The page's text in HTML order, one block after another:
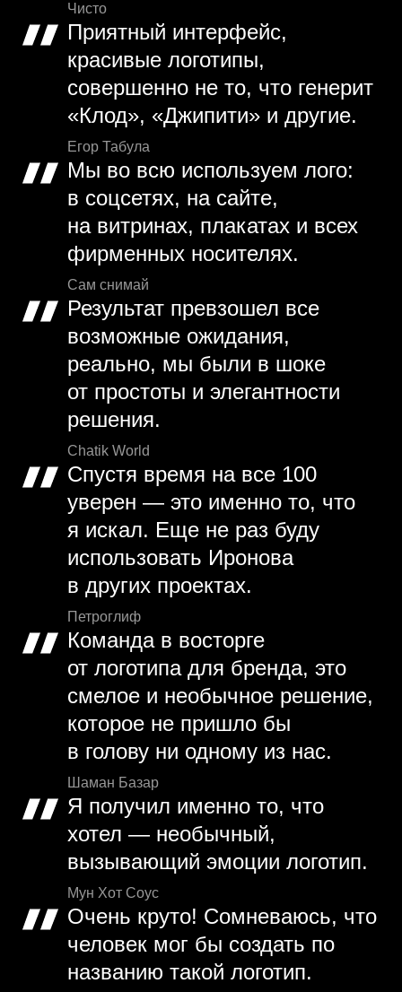
Чисто
Приятный интерфейс,
красивые логотипы,
совершенно не то, что генерит
«Клод», «Джипити» и другие.
Егор Табула
Мы во всю используем лого:
в соцсетях, на сайте,
на витринах, плакатах и всех
фирменных носителях.
Сам снимай
Результат превзошел все
возможные ожидания,
реально, мы были в шоке
от простоты и элегантности
решения.
Chatik World
Спустя время на все 100
уверен — это именно то, что
я искал. Еще не раз буду
использовать Иронова
в других проектах.
Петроглиф
Команда в восторге
от логотипа для бренда, это
смелое и необычное решение,
которое не пришло бы
в голову ни одному из нас.
Шаман Базар
Я получил именно то, что
хотел — необычный,
вызывающий эмоции логотип.
Мун Хот Соус
Очень круто! Сомневаюсь, что
человек мог бы создать по
названию такой логотип.